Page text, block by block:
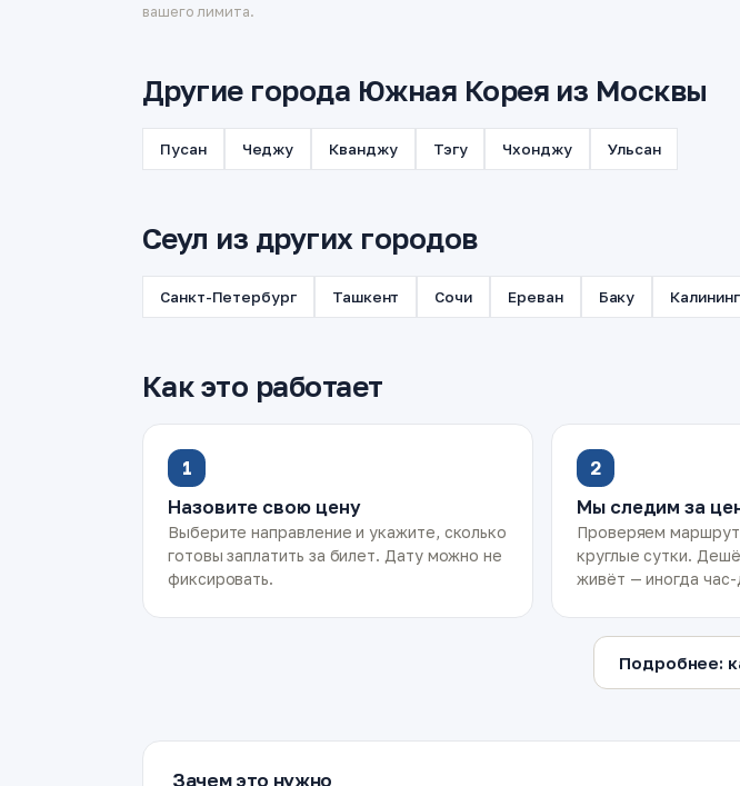
вашего лимита.
Другие города Южная Корея из Москвы
Пусан Чеджу Кванджу Тэгу Чхонджу Ульсан
Сеул из других городов
Санкт-Петербург Ташкент Сочи Ереван Баку
Как это работает
1
Назовите свою цену
Выберите направление и укажите, сколько
готовы заплатить за билет. Дату можно не
фиксировать.
2
Мы следим за
Проверяем
круглые сутки.
живёт — иногда час-
Подробнее:
Зачем это нужно